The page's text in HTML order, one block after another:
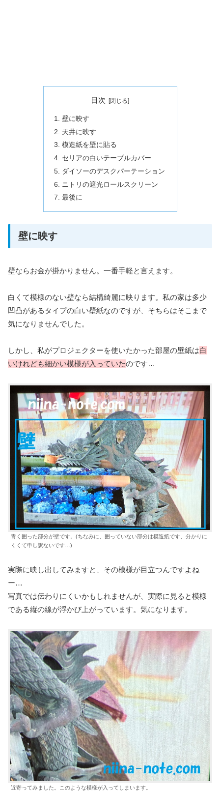
目次
壁に映す
天井に映す
模造紙を壁に貼る
セリアの白いテーブルカバー
ダイソーのデスクパーテーション
ニトリの遮光ロールスクリーン
最後に
壁に映す
壁ならお金が掛かりません。一番手軽と言えます。
白くて模様のない壁なら結構綺麗に映ります。私の家は多少
凹凸があるタイプの白い壁紙なのですが、そちらはそこまで
気になりませんでした。
しかし、私がプロジェクターを使いたかった部屋の壁紙は白
いけれども細かい模様が入っていたのです…
青く囲った部分が壁です。(ちなみに、囲っていない部分は模造紙です、分かりに
くくて申し訳ないです…)
実際に映し出してみますと、その模様が目立つんですよね
ー…
写真では伝わりにくいかもしれませんが、実際に見ると模様
である縦の線が浮かび上がっています。気になります。
近寄ってみました。このような模様が入ってしまいます。